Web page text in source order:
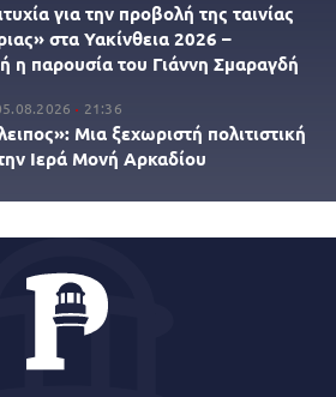
για την προβολή της ταινίας
στα Υακίνθεια 2026 –
η παρουσία του Γιάννη Σμαραγδή
21:36
Μια ξεχωριστή πολιτιστική
Ιερά Μονή Αρκαδίου